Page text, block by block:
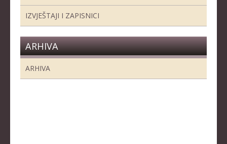
IZVJEŠTAJI I ZAPISNICI
ARHIVA
ARHIVA